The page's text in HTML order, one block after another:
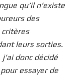
qu’il n’existe
des
critères
leurs sorties.
donc décidé
essayer de